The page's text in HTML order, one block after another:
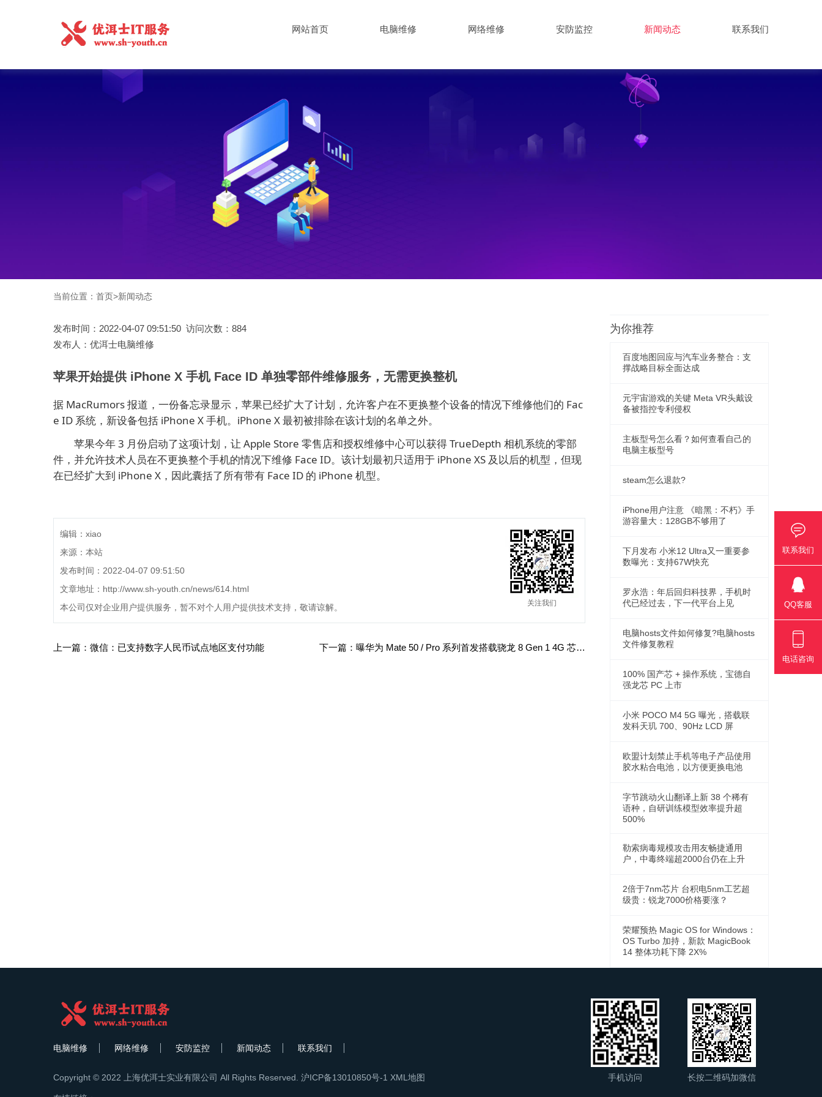
网站首页 电脑维修 网络维修 安防监控 新闻动态 联系我们
当前位置： 首页>新闻动态
为你推荐
百度地图回应与汽车业务整合：支
撑战略目标全面达成
元宇宙游戏的关键 Meta VR头戴设
备被指控专利侵权
主板型号怎么看？如何查看自己的
电脑主板型号
steam怎么退款?
iPhone用户注意 《暗黑：不朽》手
游容量大：128GB不够用了
下月发布 小米12 Ultra又一重要参
数曝光：支持67W快充
罗永浩：年后回归科技界，手机时
代已经过去，下一代平台上见
电脑hosts文件如何修复?电脑hosts
文件修复教程
100% 国产芯 + 操作系统，宝德自
强龙芯 PC 上市
小米 POCO M4 5G 曝光，搭载联
发科天玑 700、90Hz LCD 屏
欧盟计划禁止手机等电子产品使用
胶水粘合电池，以方便更换电池
字节跳动火山翻译上新 38 个稀有
语种，自研训练模型效率提升超
500%
勒索病毒规模攻击用友畅捷通用
户，中毒终端超2000台仍在上升
2倍于7nm芯片 台积电5nm工艺超
级贵：锐龙7000价格要涨？
荣耀预热 Magic OS for Windows：
OS Turbo 加持，新款 MagicBook
14 整体功耗下降 2X%
发布时间：2022-04-07 09:51:50 访问次数：884
发布人：优洱士电脑维修
苹果开始提供 iPhone X 手机 Face ID 单独零部件维修服务，无需更换整机
据 MacRumors 报道，一份备忘录显示，苹果已经扩大了计划，允许客户在不更换整个设备的情况下维修他们的 Fac
e ID 系统，新设备包括 iPhone X 手机。iPhone X 最初被排除在该计划的名单之外。
苹果今年 3 月份启动了这项计划，让 Apple Store 零售店和授权维修中心可以获得 TrueDepth 相机系统的零部
件，并允许技术人员在不更换整个手机的情况下维修 Face ID。该计划最初只适用于 iPhone XS 及以后的机型，但现
在已经扩大到 iPhone X，因此囊括了所有带有 Face ID 的 iPhone 机型。
关注我们
编辑：xiao
来源：本站
发布时间：2022-04-07 09:51:50
文章地址： http://www.sh-youth.cn/news/614.html
本公司仅对企业用户提供服务，暂不对个人用户提供技术支持，敬请谅解。
上一篇：微信：已支持数字人民币试点地区支付功能 下一篇：曝华为 Mate 50 / Pro 系列首发搭载骁龙 8 Gen 1 4G 芯片，Mate X3 折叠屏还有骁龙 888 版本
手机访问 长按二维码加微信
电脑维修 网络维修 安防监控 新闻动态 联系我们
Copyright © 2022 上海优洱士实业有限公司 All Rights Reserved. 沪ICP备13010850号-1 XML地图
联系我们
QQ客服
电话咨询